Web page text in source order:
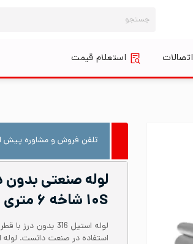
برای:
اتصالات استعلام قیمت
تلفن فروش و مشاوره پیش
۱۰S شاخه ۶ متری